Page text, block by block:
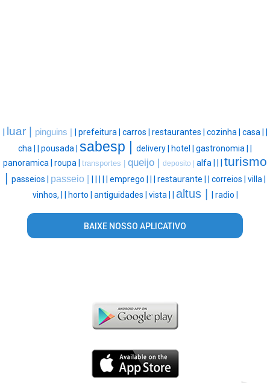
| luar | pinguins | | prefeitura | carros | restaurantes | cozinha | casa | |
cha | | pousada | sabesp | delivery | hotel | gastronomia | |
panoramica | roupa | transportes | queijo | deposito | alfa | | | turismo
| passeios | passeio | | | | | | emprego | | | restaurante | | correios | villa |
vinhos, | | horto | antiguidades | vista | | altus | | radio |
BAIXE NOSSO APLICATIVO